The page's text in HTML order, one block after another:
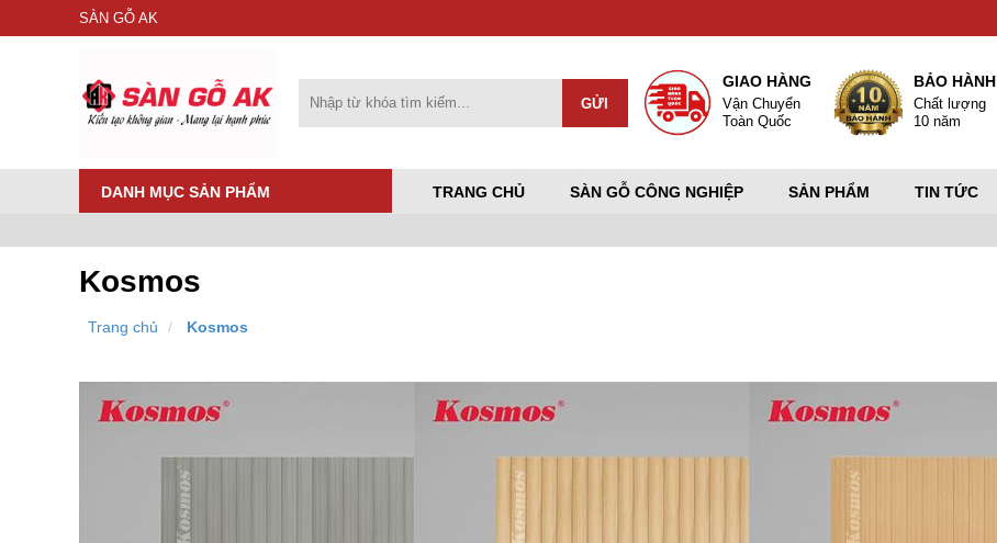
SÀN GỖ AK
GIAO HÀNG
Vận Chuyển
Toàn Quốc
BẢO HÀNH
Chất lượng
10 năm
DANH MỤC SẢN PHẨM TRANG CHỦ SÀN GỖ CÔNG NGHIỆP SẢN PHẨM TIN TỨC
Kosmos
Trang chủ Kosmos